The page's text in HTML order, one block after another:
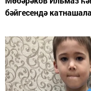
бәйгесендә